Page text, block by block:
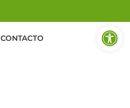
CONTACTO Abrir